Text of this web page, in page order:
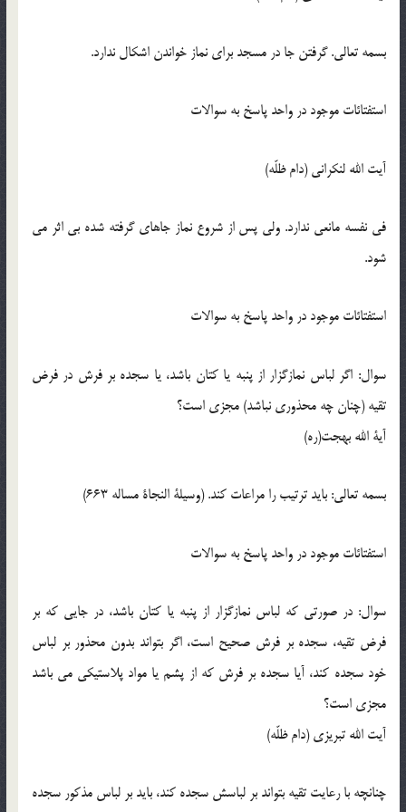
بسمه تعالی. گرفتن جا در مسجد برای نماز خواندن اشکال ندارد.
استفتائات موجود در واحد پاسخ به سوالات
آیت الله لنکرانی (دام ظلّه)
فی نفسه مانعی ندارد. ولی پس از شروع نماز جاهای گرفته شده بی اثر می
شود.
استفتائات موجود در واحد پاسخ به سوالات
سوال: اگر لباس نمازگزار از پنبه یا کتان باشد، یا سجده بر فرش در فرض
تقیه (چنان چه محذوری نباشد) مجزی است؟
آیة الله بهجت(ره)
بسمه تعالی: باید ترتیب را مراعات کند. (وسیلة النجاة مساله 663)
استفتائات موجود در واحد پاسخ به سوالات
سوال: در صورتی که لباس نمازگزار از پنبه یا کتان باشد، در جایی که بر
فرض تقیه، سجده بر فرش صحیح است، اگر بتواند بدون محذور بر لباس
خود سجده کند، آیا سجده بر فرش که از پشم یا مواد پلاستیکی می باشد
مجزی است؟
آیت الله تبریزی (دام ظلّه)
چنانچه با رعایت تقیه بتواند بر لباسش سجده کند، باید بر لباس مذکور سجده